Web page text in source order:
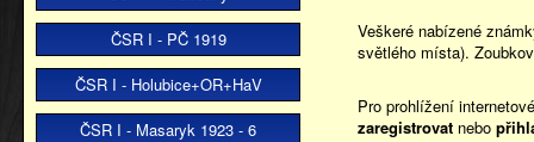
ČSR I - PČ 1919
ČSR I - Holubice+OR+HaV
ČSR I - Masaryk 1923 - 6
Veškeré nabízené
světlého místa).
Pro prohlížení
zaregistrovat nebo